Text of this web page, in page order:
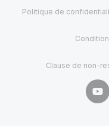
Politique de
Clause de non-